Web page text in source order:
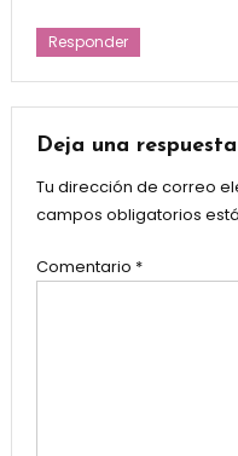
Responder
Deja una respuesta
Tu dirección de correo
campos obligatorios
Comentario *